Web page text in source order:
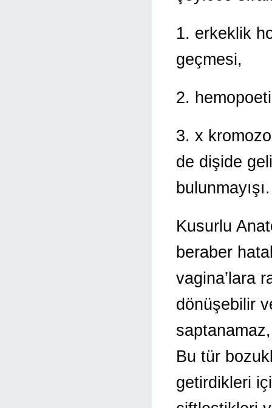
1. erkeklik
geçmesi,
2.
3. x
de dişide
bulunmayışı.
Kusurlu
beraber
vagina’lara
dönüşebilir
Bu tür
getirdikleri